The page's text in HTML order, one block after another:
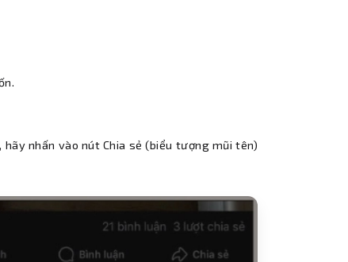
hãy nhấn vào nút Chia sẻ (biểu tượng mũi tên)